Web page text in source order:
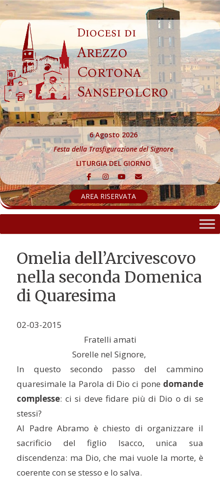
Skip
to
content
Diocesi di
Arezzo
Cortona
Sansepolcro
6 Agosto 2026
Festa della Trasfigurazione del Signore
LITURGIA DEL GIORNO
AREA RISERVATA
Omelia dell’Arcivescovo
nella seconda Domenica
di Quaresima
02-03-2015
Fratelli amati
Sorelle nel Signore,
In questo secondo passo del cammino
quaresimale la Parola di Dio ci pone domande
complesse: ci si deve fidare più di Dio o di se
stessi?
Al Padre Abramo è chiesto di organizzare il
sacrificio del figlio Isacco, unica sua
discendenza: ma Dio, che mai vuole la morte, è
coerente con se stesso e lo salva.